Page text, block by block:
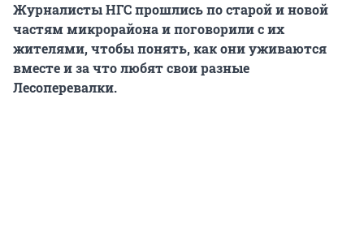
Журналисты НГС прошлись по старой и новой
частям микрорайона и поговорили с их
жителями, чтобы понять, как они уживаются
вместе и за что любят свои разные
Лесоперевалки.